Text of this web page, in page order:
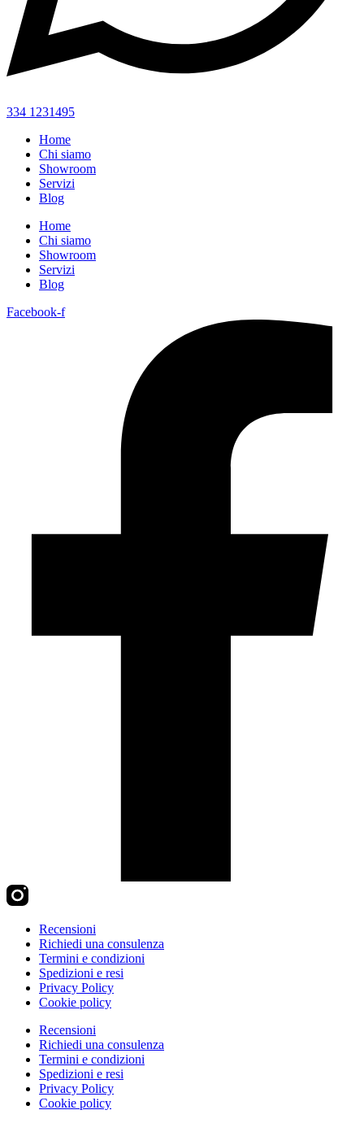
334 1231495
Home
Chi siamo
Showroom
Servizi
Blog
Home
Chi siamo
Showroom
Servizi
Blog
Facebook-f
Recensioni
Richiedi una consulenza
Termini e condizioni
Spedizioni e resi
Privacy Policy
Cookie policy
Recensioni
Richiedi una consulenza
Termini e condizioni
Spedizioni e resi
Privacy Policy
Cookie policy